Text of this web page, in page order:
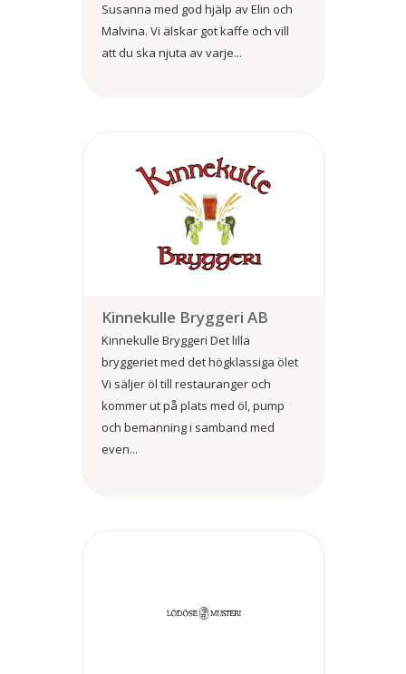
Susanna med god hjälp av Elin och
Malvina. Vi älskar got kaffe och vill
att du ska njuta av varje...
Kinnekulle Bryggeri AB
Kinnekulle Bryggeri Det lilla
bryggeriet med det högklassiga ölet
Vi säljer öl till restauranger och
kommer ut på plats med öl, pump
och bemanning i samband med
even...